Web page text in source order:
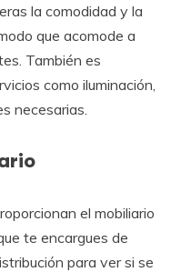
la comodidad y la
que acomode a
También es
como iluminación,
necesarias.
el mobiliario
te encargues de
para ver si se